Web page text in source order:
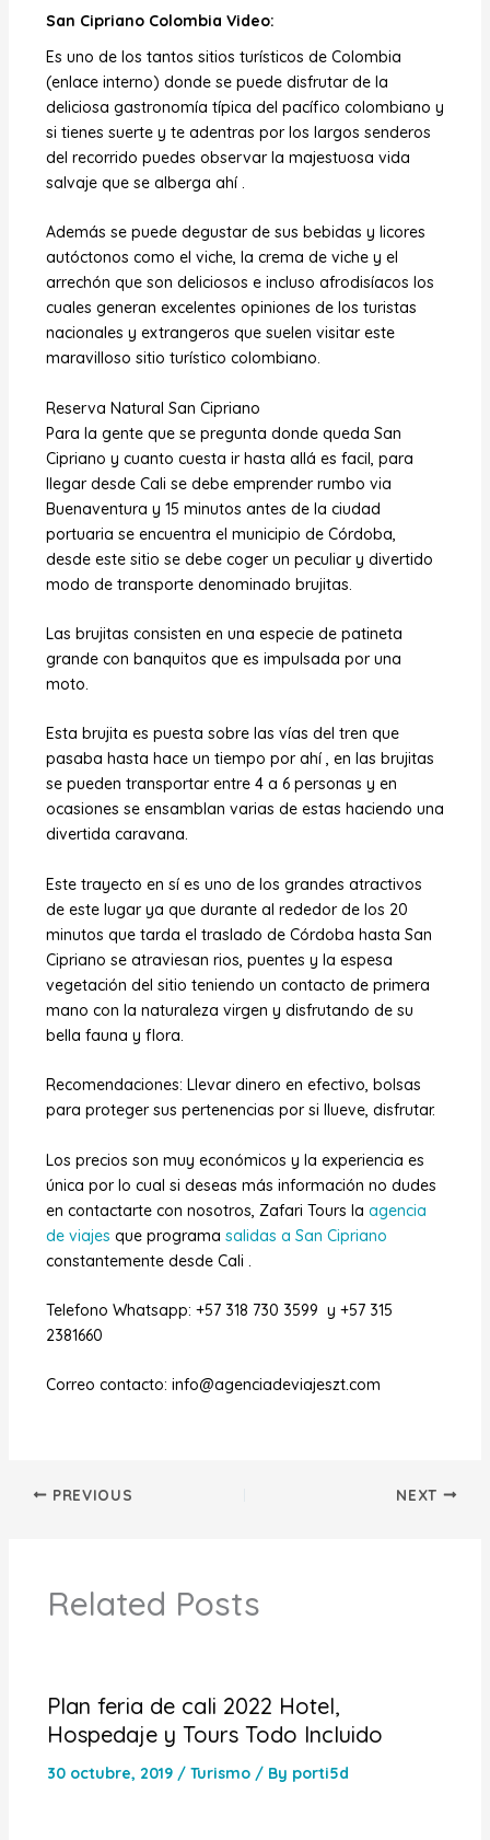
San Cipriano Colombia Video:
Es uno de los tantos sitios turísticos de Colombia
(enlace interno) donde se puede disfrutar de la
deliciosa gastronomía típica del pacífico colombiano y
si tienes suerte y te adentras por los largos senderos
del recorrido puedes observar la majestuosa vida
salvaje que se alberga ahí .
Además se puede degustar de sus bebidas y licores
autóctonos como el viche, la crema de viche y el
arrechón que son deliciosos e incluso afrodisíacos los
cuales generan excelentes opiniones de los turistas
nacionales y extrangeros que suelen visitar este
maravilloso sitio turístico colombiano.
Reserva Natural San Cipriano
Para la gente que se pregunta donde queda San
Cipriano y cuanto cuesta ir hasta allá es facil, para
llegar desde Cali se debe emprender rumbo via
Buenaventura y 15 minutos antes de la ciudad
portuaria se encuentra el municipio de Córdoba,
desde este sitio se debe coger un peculiar y divertido
modo de transporte denominado brujitas.
Las brujitas consisten en una especie de patineta
grande con banquitos que es impulsada por una
moto.
Esta brujita es puesta sobre las vías del tren que
pasaba hasta hace un tiempo por ahí , en las brujitas
se pueden transportar entre 4 a 6 personas y en
ocasiones se ensamblan varias de estas haciendo una
divertida caravana.
Este trayecto en sí es uno de los grandes atractivos
de este lugar ya que durante al rededor de los 20
minutos que tarda el traslado de Córdoba hasta San
Cipriano se atraviesan rios, puentes y la espesa
vegetación del sitio teniendo un contacto de primera
mano con la naturaleza virgen y disfrutando de su
bella fauna y flora.
Recomendaciones: Llevar dinero en efectivo, bolsas
para proteger sus pertenencias por si llueve, disfrutar.
Los precios son muy económicos y la experiencia es
única por lo cual si deseas más información no dudes
en contactarte con nosotros, Zafari Tours la agencia
de viajes que programa salidas a San Cipriano
constantemente desde Cali .
Telefono Whatsapp: +57 318 730 3599 y +57 315
2381660
Correo contacto: info@agenciadeviajeszt.com
PREVIOUS NEXT
Related Posts
Plan feria de cali 2022 Hotel,
Hospedaje y Tours Todo Incluido
30 octubre, 2019 / Turismo/ By porti5d